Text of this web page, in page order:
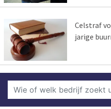
Celstraf
jarige